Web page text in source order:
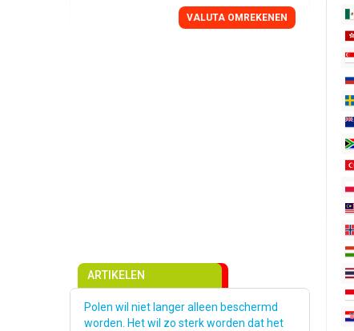
VALUTA OMREKENEN
ARTIKELEN
Polen wil niet langer alleen beschermd
worden. Het wil zo sterk worden dat het